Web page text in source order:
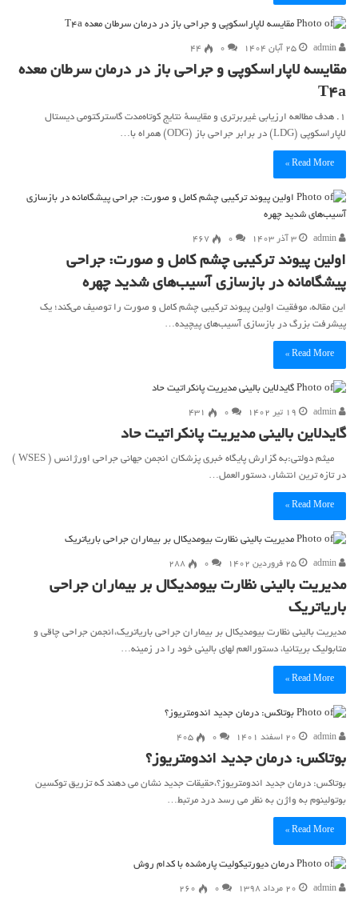
۲۵ آبان ۱۴۰۴ ۰ 44
مقایسه لاپاراسکوپی و جراحی باز در درمان سرطان معده
T4a
۱. هدف مطالعه ارزیابی غیر‌برتری و مقایسهٔ نتایج کوتاه‌مدت گاسترکتومی دیستال
لاپاراسکوپی (LDG) در برابر جراحی باز (ODG) همراه با…
Read More »
۳ آذر ۱۴۰۳ ۰ 467
اولین پیوند ترکیبی چشم کامل و صورت: جراحی
پیشگامانه در بازسازی آسیب‌های شدید چهره
این مقاله، موفقیت اولین پیوند ترکیبی چشم کامل و صورت را توصیف می‌کند؛ یک
پیشرفت بزرگ در بازسازی آسیب‌های پیچیده…
Read More »
۱۹ تیر ۱۴۰۲ ۰ 431
گایدلاین بالینی مدیریت پانکراتیت حاد
میثم دولتی:به گزارش پایگاه خبری پزشکان انجمن جهانی جراحی اورژانس ( WSES )
در تازه ترین انتشار، دستورالعمل…
Read More »
۲۵ فروردین ۱۴۰۲ ۰ 288
مدیریت بالینی نظارت بیومدیکال بر بیماران جراحی
باریاتریک
مدیریت بالینی نظارت بیومدیکال بر بیماران جراحی باریاتریک،انجمن جراحی چاقی و
متابولیک بریتانیا، دستورالعم لهای بالینی خود را در زمینه…
Read More »
۲۰ اسفند ۱۴۰۱ ۰ 405
بوتاکس: درمان جدید اندومتریوز؟
بوتاکس: درمان جدید اندومتریوز؟،حقیقات جدید نشان می دهند که تزریق توکسین
بوتولینوم به واژن به نظر می رسد درد مرتبط…
Read More »
۲۰ مرداد ۱۳۹۸ ۰ 260